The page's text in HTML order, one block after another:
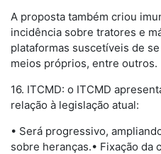
A proposta também criou
incidência sobre tratores e
plataformas suscetíveis de
meios próprios, entre outros.
16. ITCMD: o ITCMD
relação à legislação atual:
• Será progressivo,
sobre heranças.• Fixação da